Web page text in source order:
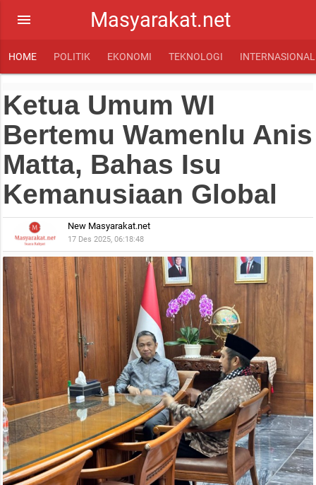
Masyarakat.net
menu
HOME POLITIK EKONOMI TEKNOLOGI INTERNASIONAL
Ketua Umum WI
Bertemu Wamenlu Anis
Matta, Bahas Isu
Kemanusiaan Global
New Masyarakat.net
17 Des 2025, 06:18:48